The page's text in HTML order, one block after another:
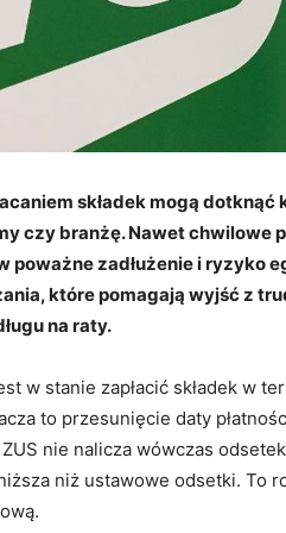
składek mogą
czy branżę. Nawet chwilowe
poważne zadłużenie i ryzyko
które pomagają wyjść z
na raty.
w stanie zapłacić składek w
to przesunięcie daty
nie nalicza wówczas
niż ustawowe odsetki. To